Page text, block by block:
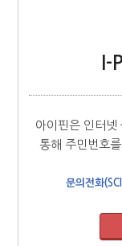
I-
아이핀은 인터넷
통해 주민번호
문의전화